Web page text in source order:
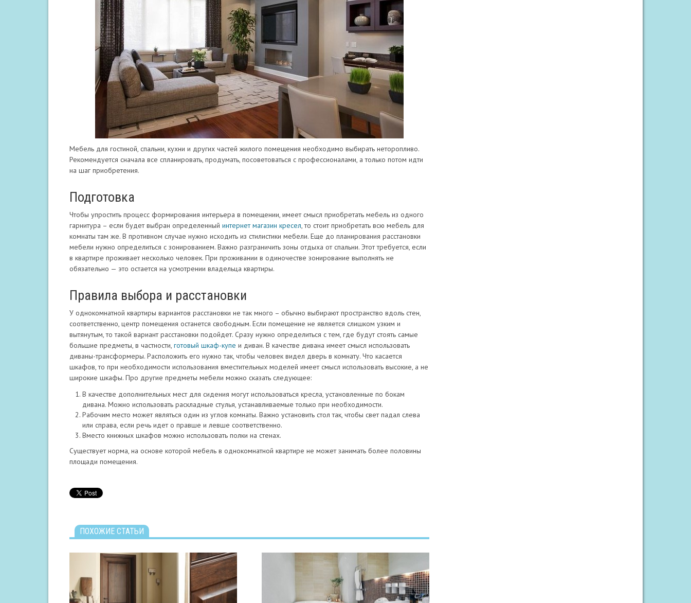
Мебель для гостиной, спальни, кухни и других частей жилого помещения необходимо выбирать неторопливо.
Рекомендуется сначала все спланировать, продумать, посоветоваться с профессионалами, а только потом идти
на шаг приобретения.
Подготовка
Чтобы упростить процесс формирования интерьера в помещении, имеет смысл приобретать мебель из одного
гарнитура – если будет выбран определенный интернет магазин кресел, то стоит приобретать всю мебель для
комнаты там же. В противном случае нужно исходить из стилистики мебели. Еще до планирования расстановки
мебели нужно определиться с зонированием. Важно разграничить зоны отдыха от спальни. Этот требуется, если
в квартире проживает несколько человек. При проживании в одиночестве зонирование выполнять не
обязательно — это остается на усмотрении владельца квартиры.
Правила выбора и расстановки
У однокомнатной квартиры вариантов расстановки не так много – обычно выбирают пространство вдоль стен,
соответственно, центр помещения останется свободным. Если помещение не является слишком узким и
вытянутым, то такой вариант расстановки подойдет. Сразу нужно определиться с тем, где будут стоять самые
большие предметы, в частности, готовый шкаф-купе и диван. В качестве дивана имеет смысл использовать
диваны-трансформеры. Расположить его нужно так, чтобы человек видел дверь в комнату. Что касается
шкафов, то при необходимости использования вместительных моделей имеет смысл использовать высокие, а не
широкие шкафы. Про другие предметы мебели можно сказать следующее:
В качестве дополнительных мест для сидения могут использоваться кресла, установленные по бокам
дивана. Можно использовать раскладные стулья, устанавливаемые только при необходимости.
Рабочим место может являться один из углов комнаты. Важно установить стол так, чтобы свет падал слева
или справа, если речь идет о правше и левше соответственно.
Вместо книжных шкафов можно использовать полки на стенах.
Существует норма, на основе которой мебель в однокомнатной квартире не может занимать более половины
площади помещения.
ПОХОЖИЕ СТАТЬИ